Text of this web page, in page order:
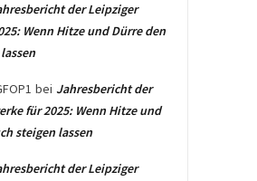
der Leipziger
Wenn Hitze und Dürre den
bei Jahresbericht der
für 2025: Wenn Hitze und
steigen lassen
der Leipziger